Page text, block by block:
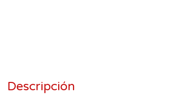
Descripción